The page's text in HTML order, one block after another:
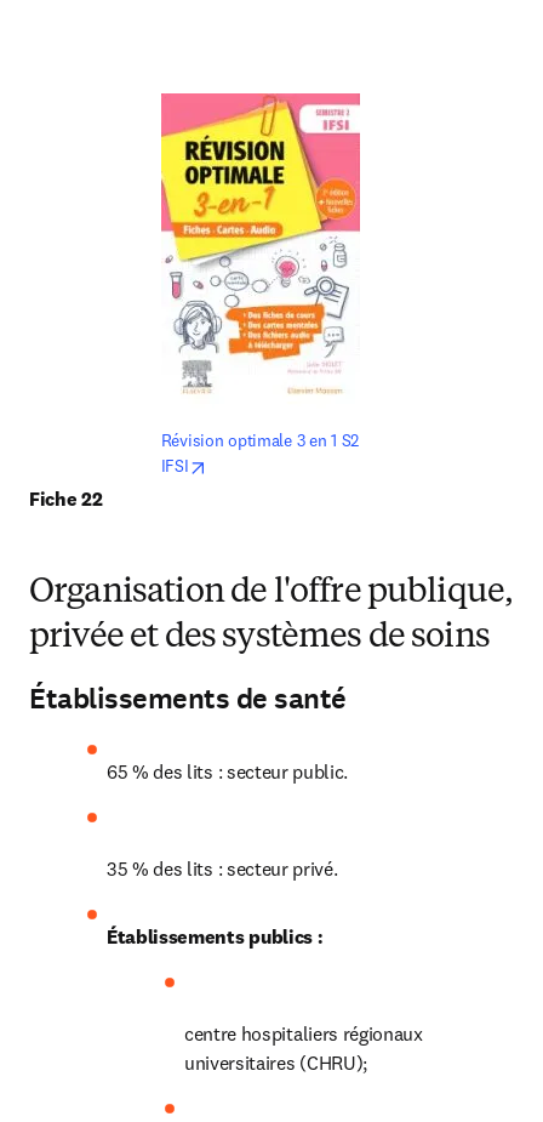
Révision optimale 3 en 1 S2
IFSI
Fiche 22
Organisation de l'offre publique,
privée et des systèmes de soins
Établissements de santé
65 % des lits : secteur public.
35 % des lits : secteur privé.
Établissements publics :
centre hospitaliers régionaux
universitaires (CHRU);